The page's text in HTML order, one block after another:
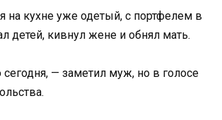
на кухне уже одетый, с портфелем в
детей, кивнул жене и обнял мать.
— заметил муж, но в голосе